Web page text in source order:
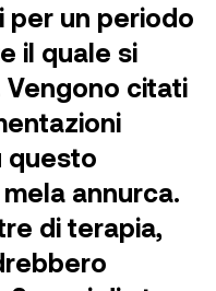
un periodo
il quale si
citati
questo
annurca.
di terapia,